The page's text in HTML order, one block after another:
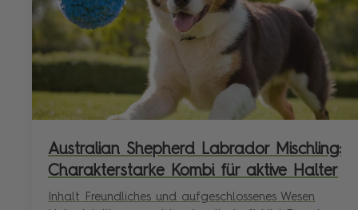
Australian Shepherd Labrador Mischling:
Charakterstarke Kombi für aktive Halter
Inhalt Freundliches und aufgeschlossenes Wesen